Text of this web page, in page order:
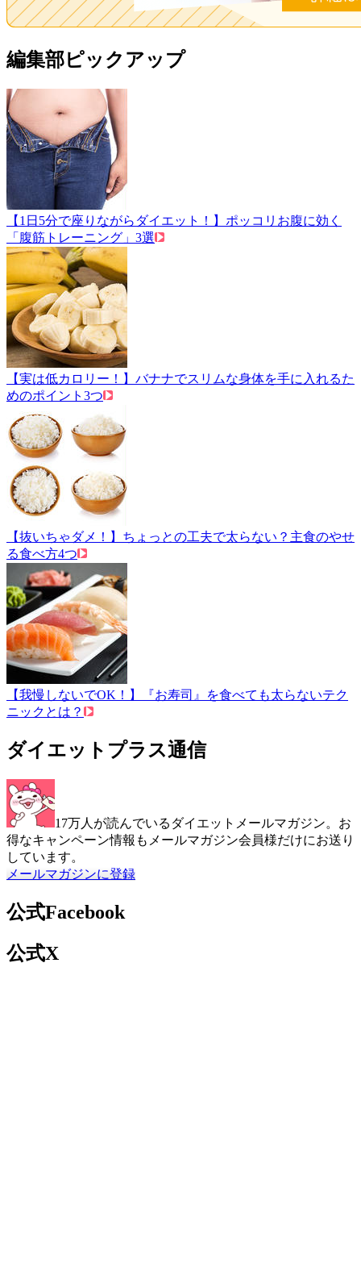
編集部ピックアップ
【1日5分で座りながらダイエット！】ポッコリお腹に効く
「腹筋トレーニング」3選
【実は低カロリー！】バナナでスリムな身体を手に入れるた
めのポイント3つ
【抜いちゃダメ！】ちょっとの工夫で太らない？主食のやせ
る食べ方4つ
【我慢しないでOK！】『お寿司』を食べても太らないテク
ニックとは？
ダイエットプラス通信
17万人が読んでいるダイエットメールマガジン。お
得なキャンペーン情報もメールマガジン会員様だけにお送り
しています。
メールマガジンに登録
公式Facebook
公式X